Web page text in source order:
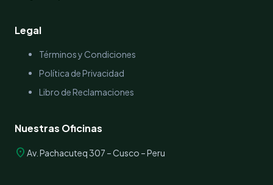
Legal
Términos y Condiciones
Política de Privacidad
Libro de Reclamaciones
Nuestras Oficinas
location_on Av. Pachacuteq 307 – Cusco – Peru